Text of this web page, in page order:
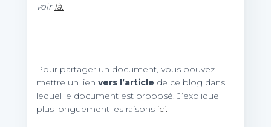
voir là.
—-
Pour partager un document, vous pouvez
mettre un lien vers l’article de ce blog dans
lequel le document est proposé. J’explique
plus longuement les raisons ici.